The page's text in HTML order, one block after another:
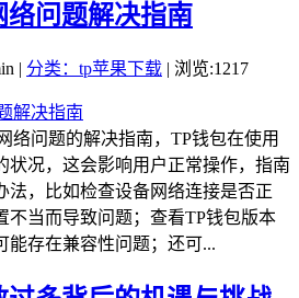
问题解决指南
| 分类：tp苹果下载 | 浏览:1217
络问题的解决指南，TP钱包在使用
状况，这会影响用户正常操作，指南
法，比如检查设备网络连接是否正
不当而导致问题；查看TP钱包版本
能存在兼容性问题；还可...